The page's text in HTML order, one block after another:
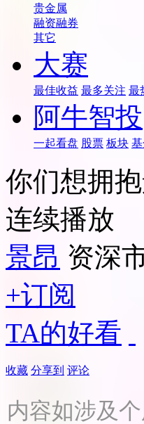
贵金属
融资融券
其它
大赛
最佳收益 最多关注 最
阿牛智投
一起看盘 股票 板块
你们想拥
连续播放
景昂 资深
+订阅
TA的好看
收藏 分享到 评论
内容如涉及